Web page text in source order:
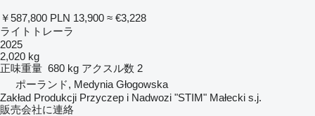
￥587,800 PLN 13,900 ≈ €3,228
ライトトレーラ
2025
2,020 kg
正味重量 680 kg アクスル数 2
ポーランド, Medynia Głogowska
Zakład Produkcji Przyczep i Nadwozi "STIM" Małecki s.j.
販売会社に連絡